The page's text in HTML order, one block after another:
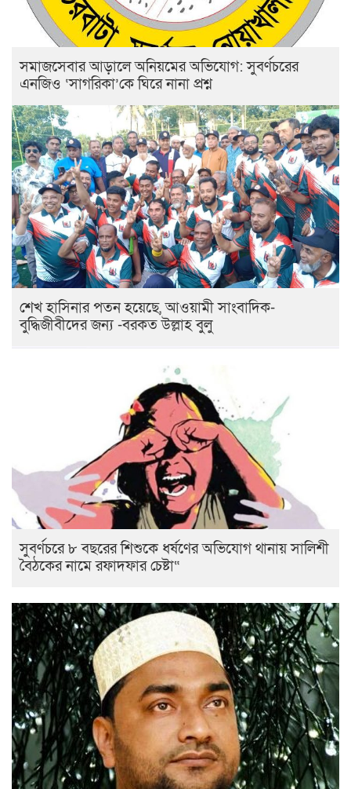
সমাজসেবার আড়ালে অনিয়মের অভিযোগ: সুবর্ণচরের
এনজিও ‘সাগরিকা’কে ঘিরে নানা প্রশ্ন
শেখ হাসিনার পতন হয়েছে, আওয়ামী সাংবাদিক-
বুদ্ধিজীবীদের জন্য -বরকত উল্লাহ বুলু
সুবর্ণচরে ৮ বছরের শিশুকে ধর্ষণের অভিযোগ থানায় সালিশী
বৈঠকের নামে রফাদফার চেষ্টা“